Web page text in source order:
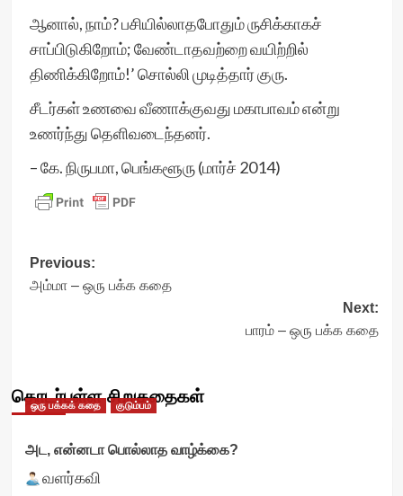
ஆனால், நாம்? பசியில்லாதபோதும் ருசிக்காகச்
சாப்பிடுகிறோம்; வேண்டாதவற்றை வயிற்றில்
திணிக்கிறோம்!’ சொல்லி முடித்தார் குரு.
சீடர்கள் உணவை வீணாக்குவது மகாபாவம் என்று
உணர்ந்து தெளிவடைந்தனர்.
– கே. நிருபமா, பெங்களூரு (மார்ச் 2014)
Post
navigation
Previous:
அம்மா – ஒரு பக்க கதை
Next:
பாரம் – ஒரு பக்க கதை
தொடர்புள்ள சிறுகதைகள்
ஒரு பக்கக் கதை குடும்பம்
அட, என்னடா பொல்லாத வாழ்க்கை?
வளர்கவி